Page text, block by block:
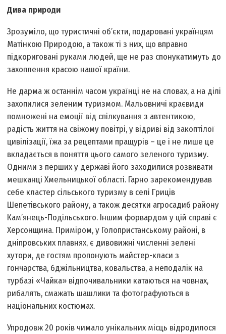
Дива природи
Зрозуміло, що туристичні об’єкти, подаровані українцям
Матінкою Природою, а також ті з них, що вправно
підкориговані руками людей, ще не раз спонукатимуть до
захоплення красою нашої країни.
Не дарма ж останнім часом українці не на словах, а на ділі
захопилися зеленим туризмом. Мальовничі краєвиди
помножені на емоції від спілкування з автентикою,
радість життя на свіжому повітрі, у відриві від закоптілої
цивілізації, їжа за рецептами пращурів – це і не лише це
вкладається в поняття цього самого зеленого туризму.
Одними з перших у державі його заходилися розвивати
мешканці Хмельницької області. Гарно зарекомендував
себе кластер сільського туризму в селі Гриців
Шепетівського району, а також десятки агросадиб району
Кам’янець-Подільського. Іншим форвардом у цій справі є
Херсонщина. Приміром, у Голопристанському районі, в
дніпровських плавнях, є дивовижні численні зелені
хутори, де гостям пропонують майстер-класи з
гончарства, бджільництва, ковальства, а неподалік на
турбазі «Чайка» відпочивальники катаються на човнах,
рибалять, смажать шашлики та фотографуються в
національних костюмах.
Упродовж 20 років чимало унікальних місць відродилося